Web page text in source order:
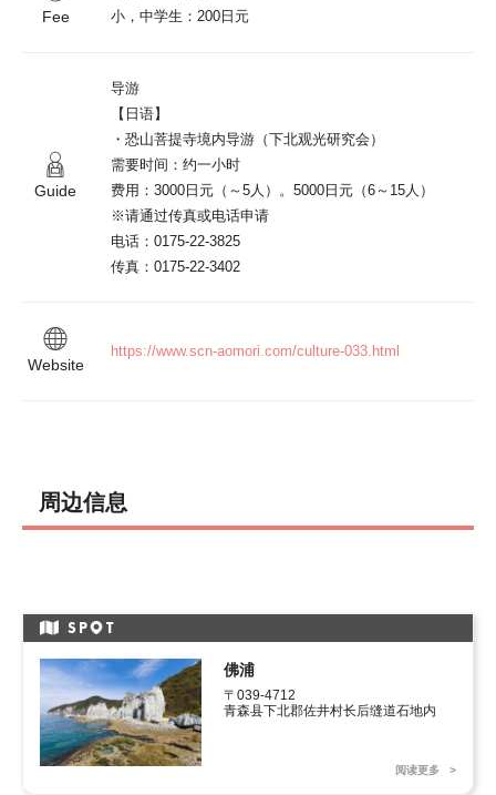
Fee
小，中学生：200日元
Guide
导游
【日语】
・恐山菩提寺境内导游（下北观光研究会）
需要时间：约一小时
费用：3000日元（～5人）。5000日元（6～15人）
※请通过传真或电话申请
电话：0175-22-3825
传真：0175-22-3402
Website
https://www.scn-aomori.com/culture-033.html
周边信息
SP T
佛浦
〒039-4712
青森县下北郡佐井村长后缝道石地内
阅读更多